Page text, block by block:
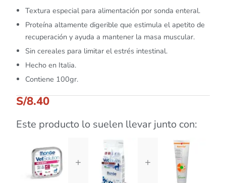
Textura especial para alimentación por sonda enteral.
Proteína altamente digerible que estimula el apetito de
recuperación y ayuda a mantener la masa muscular.
Sin cereales para limitar el estrés intestinal.
Hecho en Italia.
Contiene 100gr.
S/8.40
Este producto lo suelen llevar junto con:
+ +